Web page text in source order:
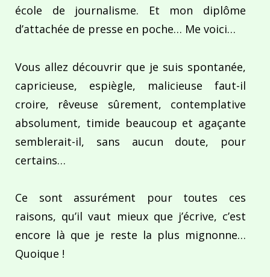
école de journalisme. Et mon diplôme
d’attachée de presse en poche… Me voici…
Vous allez découvrir que je suis spontanée,
capricieuse, espiègle, malicieuse faut-il
croire, rêveuse sûrement, contemplative
absolument, timide beaucoup et agaçante
semblerait-il, sans aucun doute, pour
certains…
Ce sont assurément pour toutes ces
raisons, qu’il vaut mieux que j’écrive, c’est
encore là que je reste la plus mignonne…
Quoique !